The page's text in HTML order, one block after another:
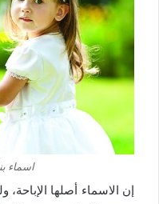
اسماء
إن الاسماء أصلها